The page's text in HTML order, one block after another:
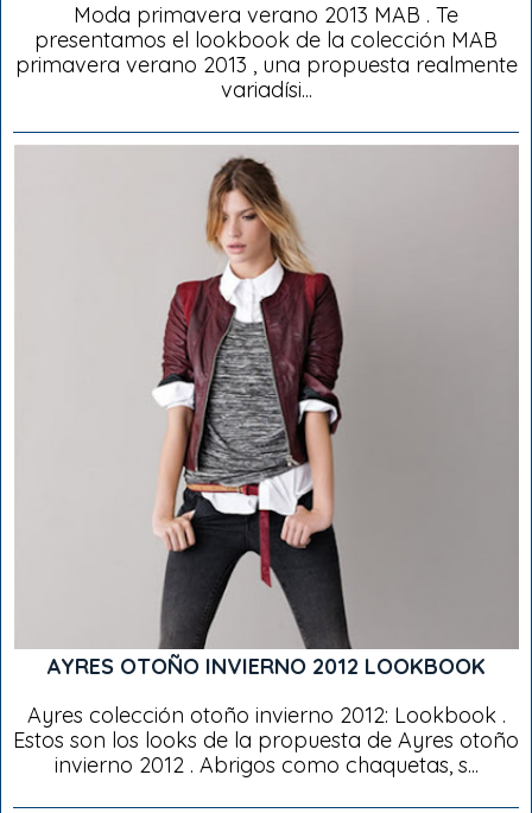
Moda primavera verano 2013 MAB . Te
presentamos el lookbook de la colección MAB
primavera verano 2013 , una propuesta realmente
variadísi...
AYRES OTOÑO INVIERNO 2012 LOOKBOOK
Ayres colección otoño invierno 2012: Lookbook .
Estos son los looks de la propuesta de Ayres otoño
invierno 2012 . Abrigos como chaquetas, s...